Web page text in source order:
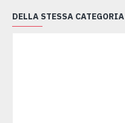
DELLA STESSA CATEGORIA